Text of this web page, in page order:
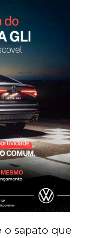
o sapato que